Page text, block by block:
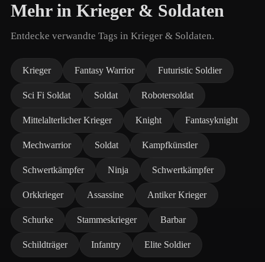
Mehr in Krieger & Soldaten
Entdecke verwandte Tags in Krieger & Soldaten.
Krieger Fantasy Warrior Futuristic Soldier
Sci Fi Soldat Soldat Robotersoldat
Mittelalterlicher Krieger Knight Fantasyknight
Mechwarrior Soldat Kampfkünstler
Schwertkämpfer Ninja Schwertkämpfer
Orkkrieger Assassine Antiker Krieger
Schurke Stammeskrieger Barbar
Schildträger Infantry Elite Soldier